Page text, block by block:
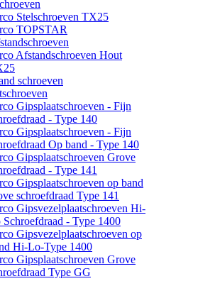
Stelschroeven TX25
TOPSTAR
Afstandschroeven Hout
schroeven
Gipsplaatschroeven - Fijn
- Type 140
Gipsplaatschroeven - Fijn
Op band - Type 140
Gipsplaatschroeven Grove
- Type 141
Gipsplaatschroeven op band
schroefdraad Type 141
Gipsvezelplaatschroeven Hi-
Schroefdraad - Type 1400
Gipsvezelplaatschroeven op
Hi-Lo-Type 1400
Gipsplaatschroeven Grove
Type GG